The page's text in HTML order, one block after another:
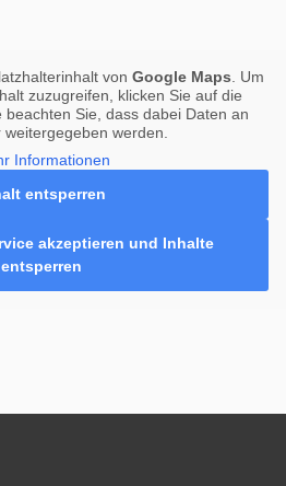
von Google Maps. Um
zuzugreifen, klicken Sie auf die
beachten Sie, dass dabei Daten an
weitergegeben werden.
Informationen
entsperren
akzeptieren und Inhalte
entsperren